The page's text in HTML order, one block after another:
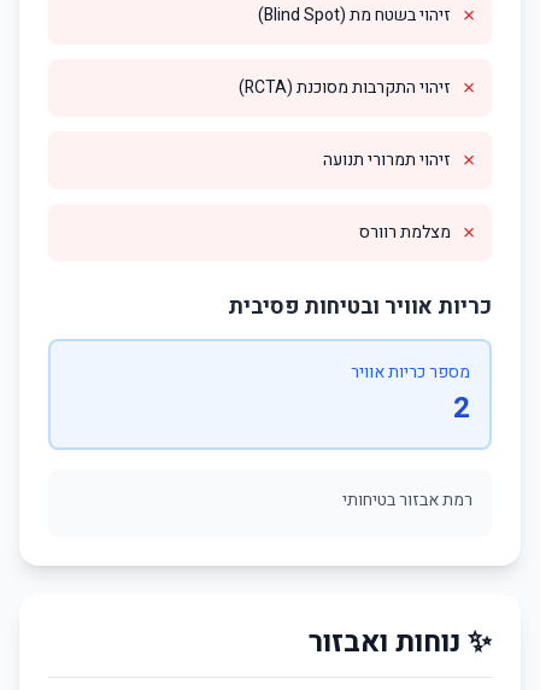
✗ זיהוי בשטח מת (Blind Spot)
✗ זיהוי התקרבות מסוכנת (RCTA)
✗ זיהוי תמרורי תנועה
✗ מצלמת רוורס
כריות אוויר ובטיחות פסיבית
מספר כריות אוויר
2
רמת אבזור בטיחותי
✨ נוחות ואבזור